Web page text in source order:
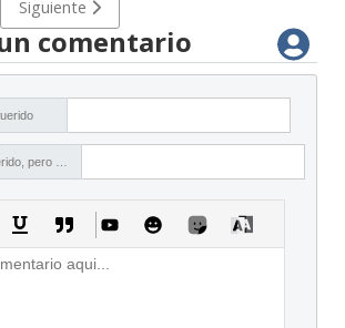
B-DEC 001 Modelo de acuerdo de
Artículo siguiente: B-ADA 001 Herramienta
Siguiente
comentario